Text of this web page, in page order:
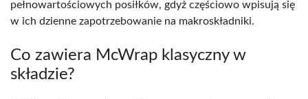
pełnowartościowych posiłków, gdyż częściowo wpisują się
w ich dzienne zapotrzebowanie na makroskładniki.
Co zawiera McWrap klasyczny w
składzie?